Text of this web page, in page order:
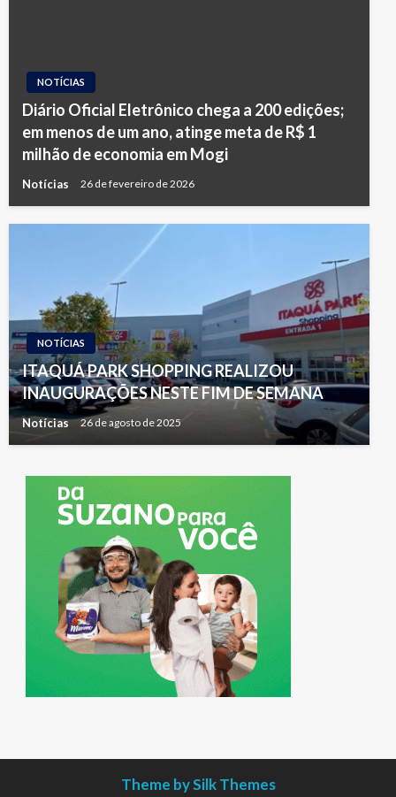
NOTÍCIAS
Diário Oficial Eletrônico chega a 200 edições;
em menos de um ano, atinge meta de R$ 1
milhão de economia em Mogi
Notícias 26 de fevereiro de 2026
NOTÍCIAS
ITAQUÁ PARK SHOPPING REALIZOU
INAUGURAÇÕES NESTE FIM DE SEMANA
Notícias 26 de agosto de 2025
Theme by Silk Themes